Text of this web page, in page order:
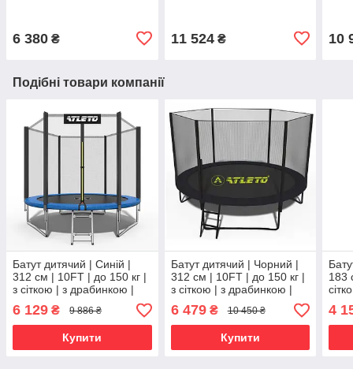
6 380 ₴ 11 524₴ 10
Подібні товари компанії
Батут дитячий | Синій |
312 см | 10FT | до 150 кг |
з сіткою | з драбинкою |
Atleto
6 129 ₴ 9 886 ₴
Купити
Батут дитячий | Чорний |
312 см | 10FT | до 150 кг |
з сіткою | з драбинкою |
Atleto
6 479₴ 10 450 ₴
Купити
183
4